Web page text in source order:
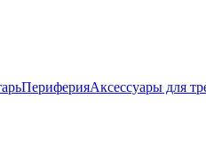
ПериферияАксессуары для